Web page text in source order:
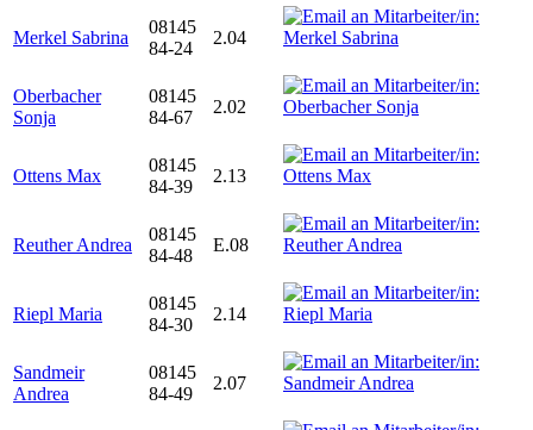
Merkel Sabrina
08145
84-24
2.04
Oberbacher
Sonja
08145
84-67
2.02
Ottens Max
08145
84-39
2.13
Reuther Andrea
08145
84-48
E.08
Riepl Maria
08145
84-30
2.14
Sandmeir
Andrea
08145
84-49
2.07